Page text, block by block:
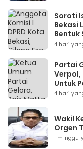
Soroti
Bekasi
Bentuk
4 hari
Partai
Verpol,
Untuk
4 hari
Wakil
Orgen
1 minggu